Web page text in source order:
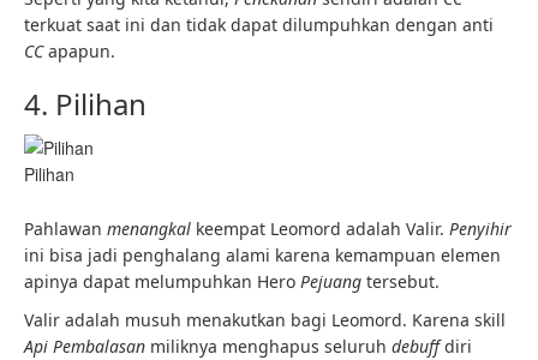
terkuat saat ini dan tidak dapat dilumpuhkan dengan anti
CCapapun.
4. Pilihan
Pilihan
Pahlawan menangkal keempat Leomord adalah Valir. Penyihir
ini bisa jadi penghalang alami karena kemampuan elemen
apinya dapat melumpuhkan Hero Pejuang tersebut.
Valir adalah musuh menakutkan bagi Leomord. Karena skill
Api Pembalasan miliknya menghapus seluruh debuffdiri